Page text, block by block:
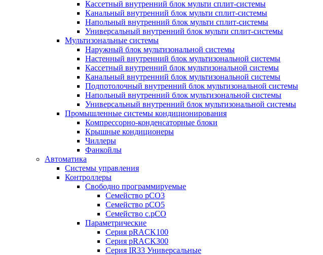
Кассетный внутренний блок мульти сплит-системы
Канальный внутренний блок мульти сплит-системы
Напольный внутренний блок мульти сплит-системы
Универсальный внутренний блок мульти сплит-системы
Мультизональные системы
Наружный блок мультизональной системы
Настенный внутренний блок мультизональной системы
Кассетный внутренний блок мультизональной системы
Канальный внутренний блок мультизональной системы
Подпотолочный внутренний блок мультизональной системы
Напольный внутренний блок мультизональной системы
Универсальный внутренний блок мультизональной системы
Промышленные системы кондиционирования
Компрессорно-конденсаторные блоки
Крышные кондиционеры
Чиллеры
Фанкойлы
Автоматика
Системы управления
Контроллеры
Свободно программируемые
Семейство pCO3
Семейство pCO5
Семейство c.pCO
Параметрические
Серия pRACK100
Серия pRACK300
Серия IR33 Универсальные